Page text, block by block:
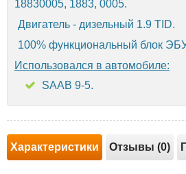
18830005, 1883, 0005.
Двигатель - дизельный 1.9 TID.
100% функциональный блок
Использовался в автомобиле:
SAAB 9-5.
Характеристики Отзывы (0)